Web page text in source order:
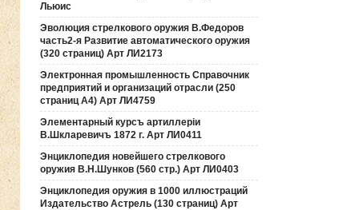
Льюис
Эволюция стрелкового оружия В.Федоров
часть2-я Развитие автоматического оружия
(320 страниц) Арт ЛИ2173
Электронная промышленность Справочник
предприятий и организаций отрасли (250
страниц А4) Арт ЛИ4759
Элементарный курсъ артиллерiи
В.Шкларевичъ 1872 г. Арт ЛИ0411
Энциклопедия новейшего стрелкового
оружия В.Н.Шунков (560 стр.) Арт ЛИ0403
Энциклопедия оружия в 1000 иллюстраций
Издательство Астрель (130 страниц) Арт